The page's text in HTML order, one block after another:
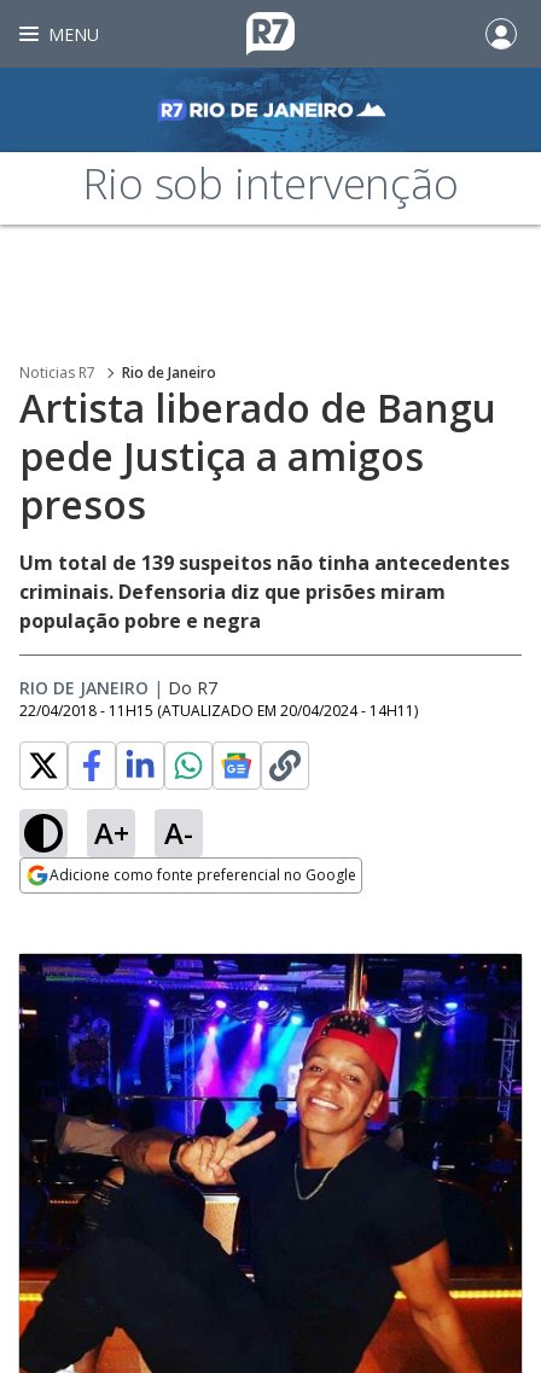
MENU
Rio sob intervenção
Noticias R7 Rio de Janeiro
Artista liberado de Bangu
pede Justiça a amigos
presos
Um total de 139 suspeitos não tinha antecedentes
criminais. Defensoria diz que prisões miram
população pobre e negra
RIO DE JANEIRO | Do R7
22/04/2018 - 11H15 (ATUALIZADO EM 20/04/2024 - 14H11)
A+ A-
Adicione como fonte preferencial no Google